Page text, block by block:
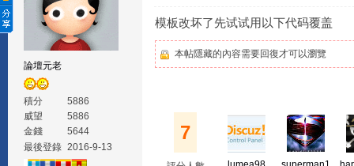
論壇元老
積分
5886
威望
5886
金錢
5644
最後登錄 2016-9-13
模板改坏了先试试用以下代码覆盖
本帖隱藏的內容需要回復才可以瀏覽
7